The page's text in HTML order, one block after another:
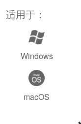
适用于：
Windows
macOS